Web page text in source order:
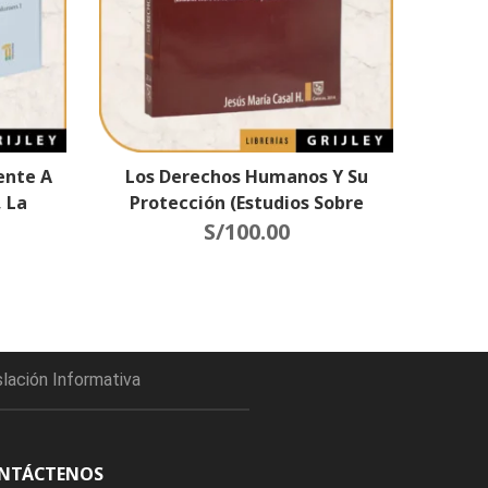
A
La
Los Derechos Humanos Y Su
Protección (Estudios Sobre
Derechos Humanos Y Derechos
S/100.00
Informativa